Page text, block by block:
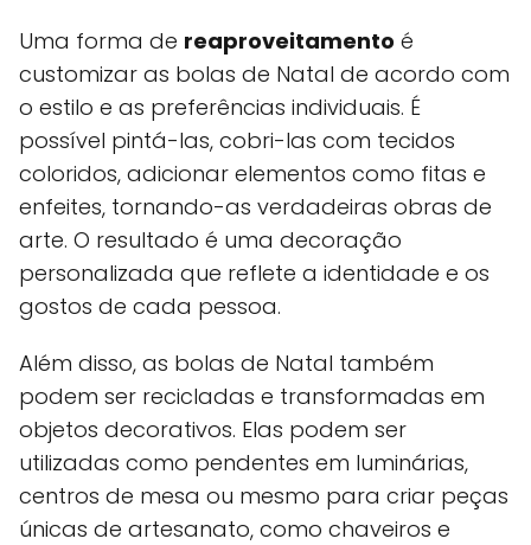
Uma forma de reaproveitamento é
customizar as bolas de Natal de acordo com
o estilo e as preferências individuais. É
possível pintá-las, cobri-las com tecidos
coloridos, adicionar elementos como fitas e
enfeites, tornando-as verdadeiras obras de
arte. O resultado é uma decoração
personalizada que reflete a identidade e os
gostos de cada pessoa.
Além disso, as bolas de Natal também
podem ser recicladas e transformadas em
objetos decorativos. Elas podem ser
utilizadas como pendentes em luminárias,
centros de mesa ou mesmo para criar peças
únicas de artesanato, como chaveiros e